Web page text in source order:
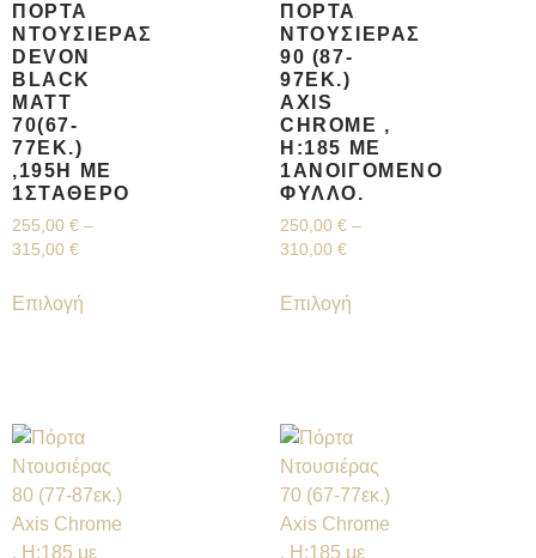
ΠΌΡΤΑ
ΝΤΟΥΣΙΈΡΑΣ
DEVON
BLACK
MATT
70(67-
77ΕΚ.)
,195H ΜΕ
1ΣΤΑΘΕΡΌ
255,00 € –
315,00 €
Επιλογή
ΠΌΡΤΑ
ΝΤΟΥΣΙΈΡΑΣ
90 (87-
97ΕΚ.)
AXIS
CHROME ,
H:185 ΜΕ
1ΑΝΟΙΓΌΜΕΝΟ
ΦΎΛΛΟ.
250,00 € –
310,00 €
Επιλογή